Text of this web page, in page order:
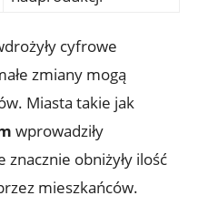
cyfrowe
zmiany mogą
Miasta takie jak
wprowadziły
obniżyły ilość
mieszkańców.